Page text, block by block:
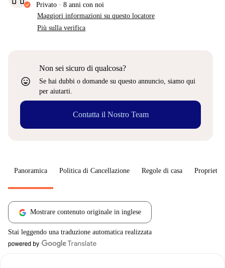
Privato · 8 anni con noi
Maggiori informazioni su questo locatore
Più sulla verifica
sentiment_very_satisfied
Non sei sicuro di qualcosa?
Se hai dubbi o domande su questo annuncio, siamo qui
per aiutarti.
Contatta il Nostro Team
Panoramica Politica di Cancellazione Regole di casa
Mostrare contenuto originale in inglese
Stai leggendo una traduzione automatica realizzata